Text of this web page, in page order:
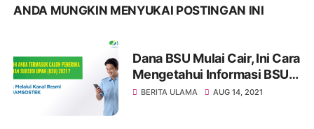
ANDA MUNGKIN MENYUKAI POSTINGAN INI
Dana BSU Mulai Cair, Ini Cara
Mengetahui Informasi BSU
Peserta BPJAMSOSTEK
BERITA ULAMA AUG 14, 2021